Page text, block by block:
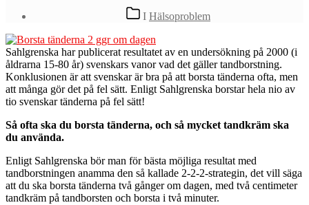
Kategorier
I Hälsoproblem
Sahlgrenska har publicerat resultatet av en undersökning på 2000 (i
åldrarna 15-80 år) svenskars vanor vad det gäller tandborstning.
Konklusionen är att svenskar är bra på att borsta tänderna ofta, men
att många gör det på fel sätt. Enligt Sahlgrenska borstar hela nio av
tio svenskar tänderna på fel sätt!
Så ofta ska du borsta tänderna, och så mycket tandkräm ska
du använda.
Enligt Sahlgrenska bör man för bästa möjliga resultat med
tandborstningen anamma den så kallade 2-2-2-strategin, det vill säga
att du ska borsta tänderna två gånger om dagen, med två centimeter
tandkräm på tandborsten och borsta i två minuter.